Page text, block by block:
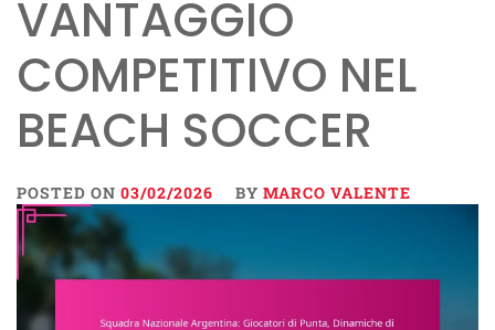
VANTAGGIO
COMPETITIVO NEL
BEACH SOCCER
POSTED ON 03/02/2026 BY MARCO VALENTE